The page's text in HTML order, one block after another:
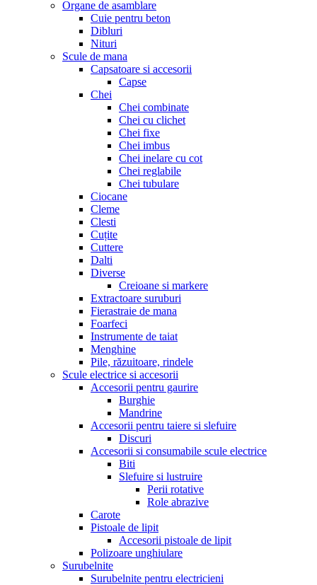
Organe de asamblare
Cuie pentru beton
Dibluri
Nituri
Scule de mana
Capsatoare si accesorii
Capse
Chei
Chei combinate
Chei cu clichet
Chei fixe
Chei imbus
Chei inelare cu cot
Chei reglabile
Chei tubulare
Ciocane
Cleme
Clesti
Cuțite
Cuttere
Dalti
Diverse
Creioane si markere
Extractoare suruburi
Fierastraie de mana
Foarfeci
Instrumente de taiat
Menghine
Pile, răzuitoare, rindele
Scule electrice si accesorii
Accesorii pentru gaurire
Burghie
Mandrine
Accesorii pentru taiere si slefuire
Discuri
Accesorii si consumabile scule electrice
Biti
Slefuire si lustruire
Perii rotative
Role abrazive
Carote
Pistoale de lipit
Accesorii pistoale de lipit
Polizoare unghiulare
Surubelnite
Surubelnite pentru electricieni